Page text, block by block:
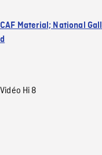
Material; National
Vidéo Hi 8